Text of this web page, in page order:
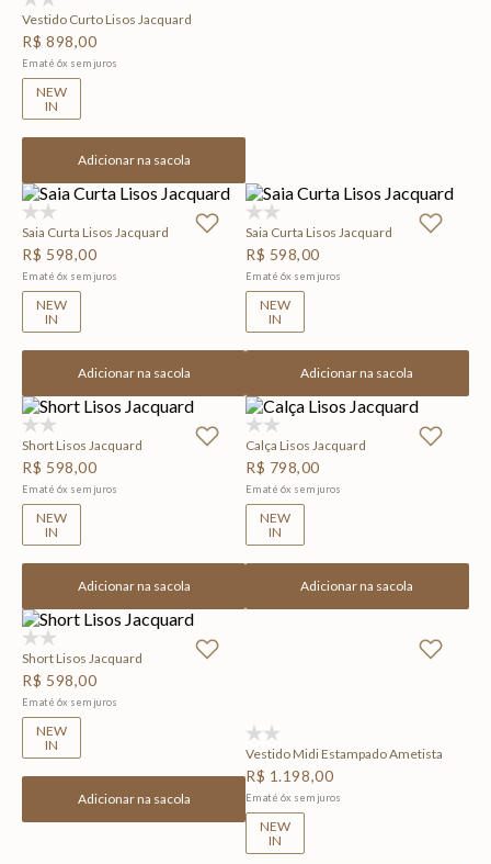
Vestido Curto Lisos Jacquard
R$ 898,00
Em até6x sem juros
NEW
IN
Adicionar na sacola
Saia Curta Lisos Jacquard
R$ 598,00
Em até6x sem juros
NEW
IN
Adicionar na sacola
Saia Curta Lisos Jacquard
R$ 598,00
Em até 6x sem juros
NEW
IN
Adicionar na sacola
Short Lisos Jacquard
R$ 598,00
Em até6x sem juros
NEW
IN
Adicionar na sacola
Calça Lisos Jacquard
R$ 798,00
Em até 6x sem juros
NEW
IN
Adicionar na sacola
Short Lisos Jacquard
R$ 598,00
Em até6x sem juros
NEW
IN
Adicionar na sacola
Vestido Midi Estampado Ametista
R$ 1.198,00
Em até 6x sem juros
NEW
IN